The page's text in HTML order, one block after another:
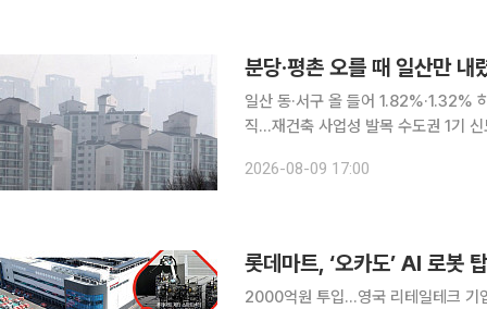
분당·평촌 오를 때 일산만 내
일산 동·서구 올 들어 1.82%·1.32%
직…재건축 사업성 발목 수도권 1기 신도시가 위치한 지역의 아파트값이 올해 대체로 상승한 가운데
올랐지만 일산은 동·서구 모두 마이
2026-08-09 17:00
2000억원 투입...영국 리테일테크